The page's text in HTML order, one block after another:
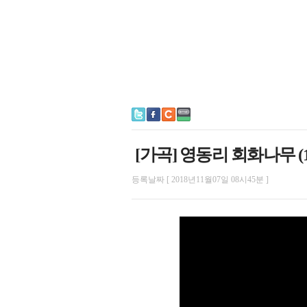
[가곡] 영동리 회화나무
등록날짜 [ 2018년11월07일 08시45분 ]